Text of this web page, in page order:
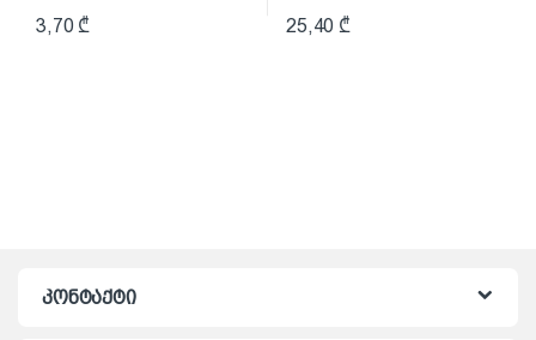
3,70 ₾ 25,40 ₾
კონტაქტი